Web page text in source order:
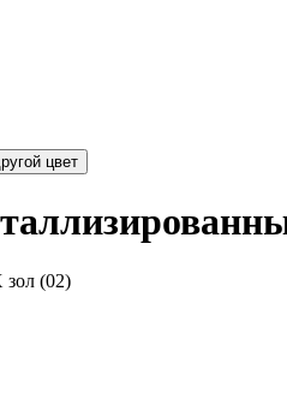
Выбрать другой цвет
зол (02)